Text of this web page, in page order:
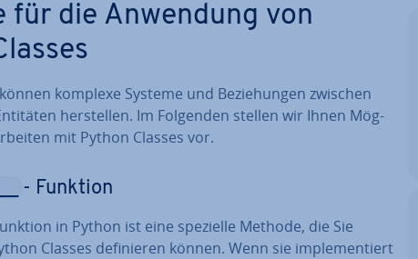
für die Anwendung von
komplexe Systeme und Be­zie­hun­gen zwischen
her­stel­len. Im Folgenden stellen wir Ihnen Mög­
mit Python Classes vor.
- Funktion
in Python ist eine spezielle Methode, die Sie
Classes de­fi­nie­ren können. Wenn sie im­ple­men­tiert